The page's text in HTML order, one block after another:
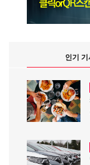
인기 기